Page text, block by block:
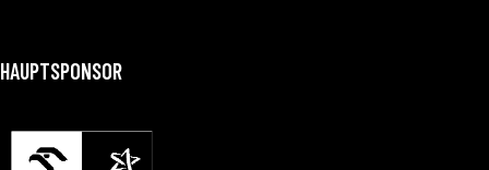
HAUPTSPONSOR